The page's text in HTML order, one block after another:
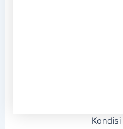
Kondisi